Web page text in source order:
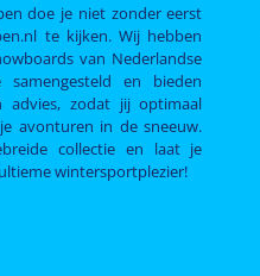
doe je niet zonder eerst
te kijken. Wij hebben
van Nederlandse
en bieden
advies, zodat jij optimaal
avonturen in de sneeuw.
collectie en laat je
wintersportplezier!